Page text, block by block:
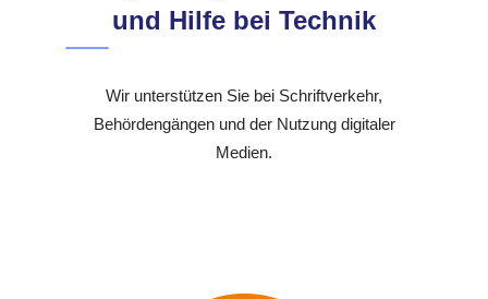
und Hilfe bei Technik
Wir unterstützen Sie bei Schriftverkehr,
Behördengängen und der Nutzung digitaler
Medien.